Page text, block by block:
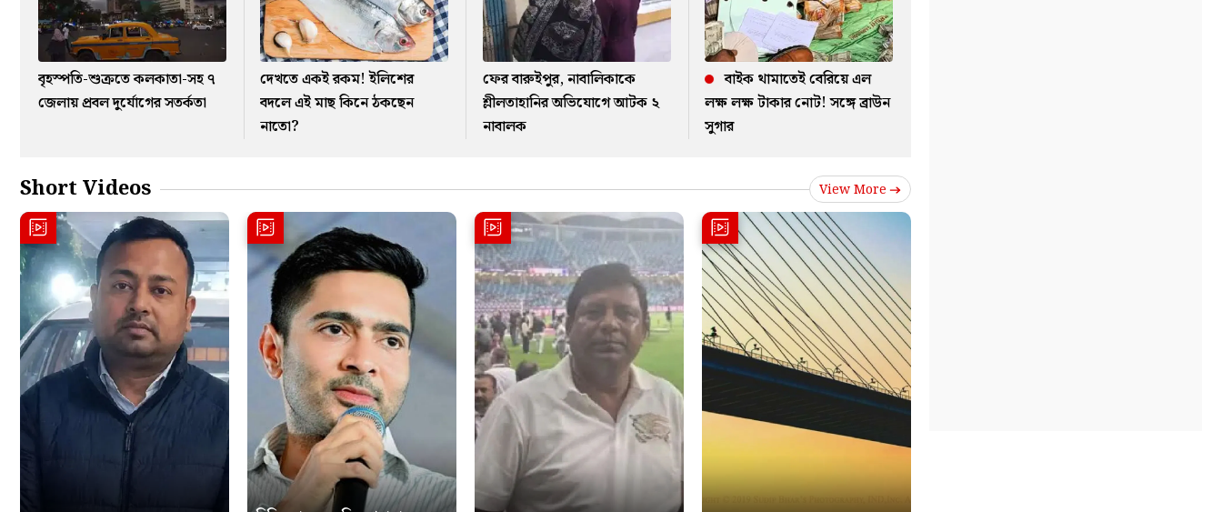
বৃহস্পতি-শুক্রতে কলকাতা-সহ ৭
জেলায় প্রবল দুর্যোগের সতর্কতা
দেখতে একই রকম! ইলিশের
বদলে এই মাছ কিনে ঠকছেন
নাতো?
ফের বারুইপুর, নাবালিকাকে
শ্লীলতাহানির অভিযোগে আটক ২
নাবালক
বাইক থামাতেই বেরিয়ে এল
লক্ষ লক্ষ টাকার নোট! সঙ্গে ব্রাউন
সুগার
Short Videos View More